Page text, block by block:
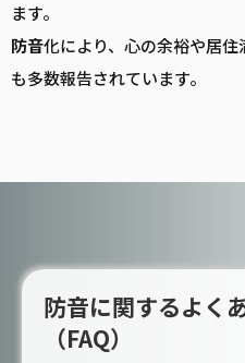
ます。
防音化により、心の余裕や居
も多数報告されています。
防音に関するよく
（FAQ）